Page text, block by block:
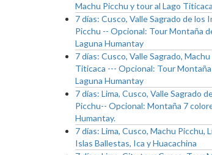
Machu Picchu y tour al Lago Titicaca
7 días: Cusco, Valle Sagrado de los
Picchu -- Opcional: Tour Montaña
Laguna Humantay
7 días: Cusco, Valle Sagrado,
Titicaca --- Opcional: Tour
Laguna Humantay
7 días: Lima, Cusco, Valle Sagrado
Picchu-- Opcional: Montaña 7
Humantay.
7 días: Lima, Cusco, Machu Picchu,
Islas Ballestas, Ica y Huacachina